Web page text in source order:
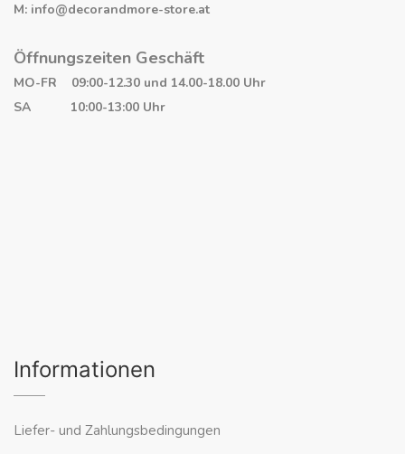
M: info@decorandmore-store.at
Öffnungszeiten Geschäft
MO-FR 09:00-12.30 und 14.00-18.00 Uhr
SA 10:00-13:00 Uhr
Informationen
Liefer- und Zahlungsbedingungen